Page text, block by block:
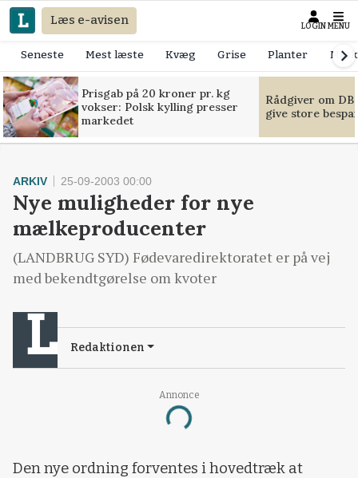
Læs e-avisen LOGIN MENU
Seneste Mest læste Kvæg Grise Planter
Prisgab på 20 kroner pr. kg
vokser: Polsk kylling presser
markedet
Rådgiver om
give store
Annonce
Loading...
ARKIV 25-09-2003 00:00
Nye muligheder for nye
mælkeproducenter
(LANDBRUG SYD) Fødevaredirektoratet er på vej
med bekendtgørelse om kvoter
Redaktionen
Den nye ordning forventes i hovedtræk at